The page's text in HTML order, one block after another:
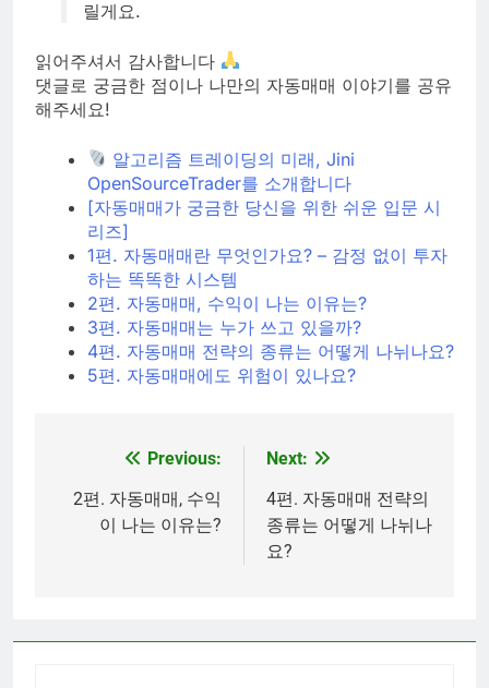
릴게요.
읽어주셔서 감사합니다
댓글로 궁금한 점이나 나만의 자동매매 이야기를 공유
해주세요!
알고리즘 트레이딩의 미래, Jini
OpenSourceTrader를 소개합니다
[자동매매가 궁금한 당신을 위한 쉬운 입문 시
리즈]
1편. 자동매매란 무엇인가요? – 감정 없이 투자
하는 똑똑한 시스템
2편. 자동매매, 수익이 나는 이유는?
3편. 자동매매는 누가 쓰고 있을까?
4편. 자동매매 전략의 종류는 어떻게 나뉘나요?
5편. 자동매매에도 위험이 있나요?
탐
Previous:
2편. 자동매매, 수익
이 나는 이유는?
Next:
4편. 자동매매 전략의
종류는 어떻게 나뉘나
요?